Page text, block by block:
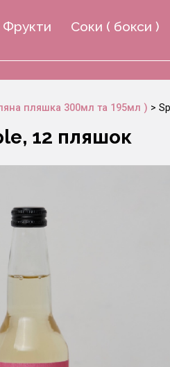
Фрукти Соки ( бокси )
пляшка 300мл та 195мл ) >
12 пляшок